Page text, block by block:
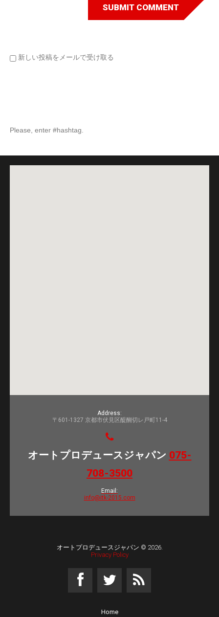
新しい投稿をメールで受け取る
Please, enter #hashtag.
Address:
〒601-1327 京都市伏見区醍醐切レ戸町11-4
オートプロデュースジャパン 075-
708-3500
Email:
info@itk-2015.com
オートプロデュースジャパン © 2026.
Privacy Policy
Home